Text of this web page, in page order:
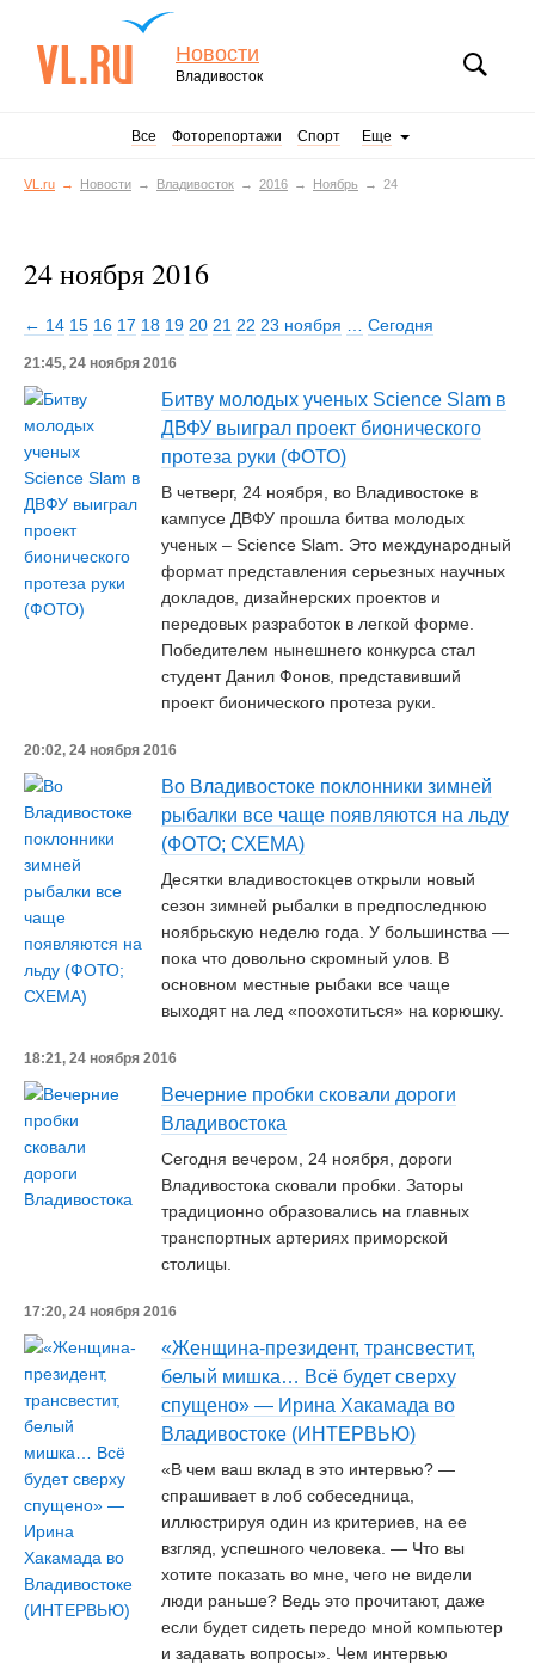
Новости
Владивосток
Все Фоторепортажи Спорт Еще
VL.ru Новости Владивосток 2016 Ноябрь 24
24 ноября 2016
← 14 15 16 17 18 19 20 21 22 23 ноября Сегодня
21:45, 24 ноября 2016
Битву молодых ученых Science Slam в
ДВФУ выиграл проект бионического
протеза руки (ФОТО)
В четверг, 24 ноября, во Владивостоке в
кампусе ДВФУ прошла битва молодых
ученых – Science Slam. Это международный
формат представления серьезных научных
докладов, дизайнерских проектов и
передовых разработок в легкой форме.
Победителем нынешнего конкурса стал
студент Данил Фонов, представивший
проект бионического протеза руки.
20:02, 24 ноября 2016
Во Владивостоке поклонники зимней
рыбалки все чаще появляются на льду
(ФОТО; СХЕМА)
Десятки владивостокцев открыли новый
сезон зимней рыбалки в предпоследнюю
ноябрьскую неделю года. У большинства —
пока что довольно скромный улов. В
основном местные рыбаки все чаще
выходят на лед «поохотиться» на корюшку.
18:21, 24 ноября 2016
Вечерние пробки сковали дороги
Владивостока
Сегодня вечером, 24 ноября, дороги
Владивостока сковали пробки. Заторы
традиционно образовались на главных
транспортных артериях приморской
столицы.
17:20, 24 ноября 2016
«Женщина-президент, трансвестит,
белый мишка… Всё будет сверху
спущено» — Ирина Хакамада во
Владивостоке (ИНТЕРВЬЮ)
«В чем ваш вклад в это интервью? —
спрашивает в лоб собеседница,
иллюстрируя один из критериев, на ее
взгляд, успешного человека. — Что вы
хотите показать во мне, чего не видели
люди раньше? Ведь это прочитают, даже
если будет сидеть передо мной компьютер
и задавать вопросы». Чем интервью